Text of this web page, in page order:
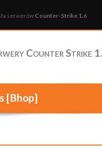
serwerówCounter-Strike 1.6
Counter Strike
[Bhop]